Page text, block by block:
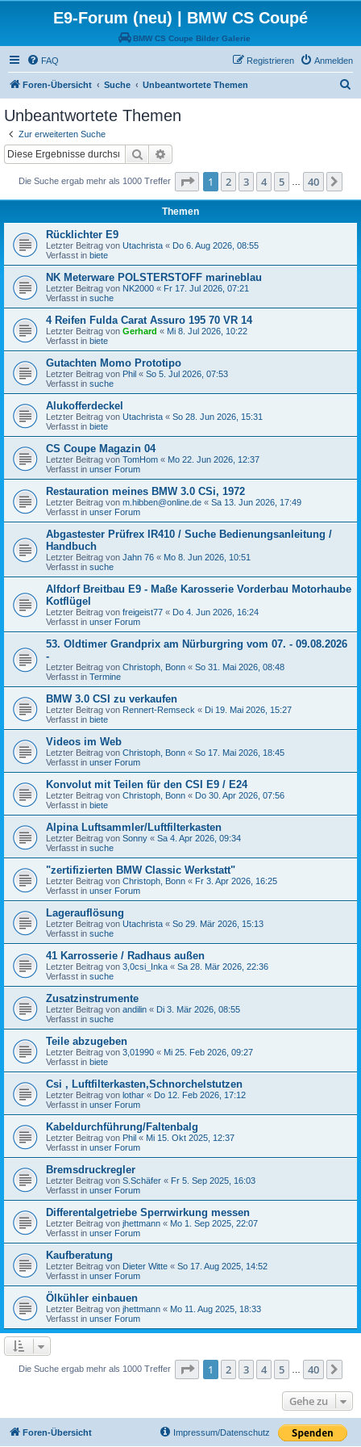
E9-Forum (neu) | BMW CS Coupé
BMW CS Coupe Bilder Galerie
FAQ Anmelden
Registrieren
Foren-Übersicht Suche Unbeantwortete Themen
Unbeantwortete Themen
Zur erweiterten Suche
Suche
Die Suche ergab mehr als 1000 Treffer Seite 1von 40
1 2 3 4 5 40
Themen
Rücklichter E9
Letzter Beitrag von Utachrista « Do 6. Aug 2026, 08:55
Verfasst in biete
NK Meterware POLSTERSTOFF marineblau
Letzter Beitrag von NK2000 « Fr 17. Jul 2026, 07:21
Verfasst in suche
4 Reifen Fulda Carat Assuro 195 70 VR 14
Letzter Beitrag von Gerhard « Mi 8. Jul 2026, 10:22
Verfasst in biete
Gutachten Momo Prototipo
Letzter Beitrag von Phil « So 5. Jul 2026, 07:53
Verfasst in suche
Alukofferdeckel
Letzter Beitrag von Utachrista « So 28. Jun 2026, 15:31
Verfasst in biete
CS Coupe Magazin 04
Letzter Beitrag von TomHom « Mo 22. Jun 2026, 12:37
Verfasst in unser Forum
Restauration meines BMW 3.0 CSi, 1972
Letzter Beitrag von m.hibben@online.de « Sa 13. Jun 2026, 17:49
Verfasst in unser Forum
Abgastester Prüfrex IR410 / Suche Bedienungsanleitung /
Handbuch
Letzter Beitrag von Jahn 76 « Mo 8. Jun 2026, 10:51
Verfasst in suche
Alfdorf Breitbau E9 - Maße Karosserie Vorderbau Motorhaube
Kotflügel
Letzter Beitrag von freigeist77 « Do 4. Jun 2026, 16:24
Verfasst in unser Forum
53. Oldtimer Grandprix am Nürburgring vom 07. - 09.08.2026
-
Letzter Beitrag von Christoph, Bonn « So 31. Mai 2026, 08:48
Verfasst in Termine
BMW 3.0 CSI zu verkaufen
Letzter Beitrag von Rennert-Remseck « Di 19. Mai 2026, 15:27
Verfasst in biete
Videos im Web
Letzter Beitrag von Christoph, Bonn « So 17. Mai 2026, 18:45
Verfasst in unser Forum
Konvolut mit Teilen für den CSI E9 / E24
Letzter Beitrag von Christoph, Bonn « Do 30. Apr 2026, 07:56
Verfasst in biete
Alpina Luftsammler/Luftfilterkasten
Letzter Beitrag von Sonny « Sa 4. Apr 2026, 09:34
Verfasst in suche
"zertifizierten BMW Classic Werkstatt"
Letzter Beitrag von Christoph, Bonn « Fr 3. Apr 2026, 16:25
Verfasst in unser Forum
Lagerauflösung
Letzter Beitrag von Utachrista « So 29. Mär 2026, 15:13
Verfasst in suche
41 Karrosserie / Radhaus außen
Letzter Beitrag von 3,0csi_Inka « Sa 28. Mär 2026, 22:36
Verfasst in suche
Zusatzinstrumente
Letzter Beitrag von andilin « Di 3. Mär 2026, 08:55
Verfasst in suche
Teile abzugeben
Letzter Beitrag von 3,01990 « Mi 25. Feb 2026, 09:27
Verfasst in biete
Csi , Luftfilterkasten,Schnorchelstutzen
Letzter Beitrag von lothar « Do 12. Feb 2026, 17:12
Verfasst in unser Forum
Kabeldurchführung/Faltenbalg
Letzter Beitrag von Phil « Mi 15. Okt 2025, 12:37
Verfasst in unser Forum
Bremsdruckregler
Letzter Beitrag von S.Schäfer « Fr 5. Sep 2025, 16:03
Verfasst in unser Forum
Differentalgetriebe Sperrwirkung messen
Letzter Beitrag von jhettmann « Mo 1. Sep 2025, 22:07
Verfasst in unser Forum
Kaufberatung
Letzter Beitrag von Dieter Witte « So 17. Aug 2025, 14:52
Verfasst in unser Forum
Ölkühler einbauen
Letzter Beitrag von jhettmann « Mo 11. Aug 2025, 18:33
Verfasst in unser Forum
Die Suche ergab mehr als 1000 Treffer Seite 1von 40
1 2 3 4 5 40
Gehe zu
Foren-Übersicht Impressum/Datenschutz